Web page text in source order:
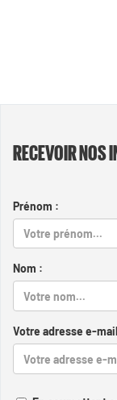
RECEVOIR NOS
Prénom :
Nom :
Votre adresse e-